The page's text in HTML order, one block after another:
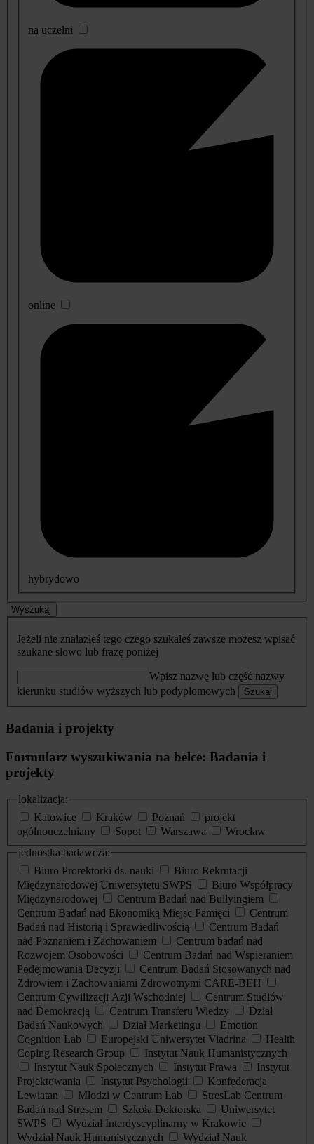
na uczelni
online
hybrydowo
Wyszukaj
Jeżeli nie znalazłeś tego czego szukałeś zawsze możesz wpisać
szukane słowo lub frazę poniżej
Wpisz nazwę lub część nazwy
kierunku studiów wyższych lub podyplomowych
Szukaj
Badania i projekty
Formularz wyszukiwania na belce: Badania i
projekty
lokalizacja:
Katowice
Kraków Poznań
projekt
ogólnouczelniany
Sopot Warszawa
Wrocław
jednostka badawcza:
Biuro Prorektorki ds. nauki
Biuro Rekrutacji
Międzynarodowej Uniwersytetu SWPS
Biuro Współpracy
Międzynarodowej
Centrum Badań nad Bullyingiem
Centrum Badań nad Ekonomiką Miejsc Pamięci
Centrum
Badań nad Historią i Sprawiedliwością
Centrum Badań
nad Poznaniem i Zachowaniem
Centrum badań nad
Rozwojem Osobowości
Centrum Badań nad Wspieraniem
Podejmowania Decyzji
Centrum Badań Stosowanych nad
Zdrowiem i Zachowaniami Zdrowotnymi CARE-BEH
Centrum Cywilizacji Azji Wschodniej
Centrum Studiów
nad Demokracją
Centrum Transferu Wiedzy
Dział
Badań Naukowych
Dział Marketingu
Emotion
Cognition Lab
Europejski Uniwersytet Viadrina
Health
Coping Research Group
Instytut Nauk Humanistycznych
Instytut Nauk Społecznych
Instytut Prawa
Instytut
Projektowania
Instytut Psychologii
Konfederacja
Lewiatan
Młodzi w Centrum Lab
StresLab Centrum
Badań nad Stresem
Szkoła Doktorska
Uniwersytet
SWPS
Wydział Interdyscyplinarny w Krakowie
Wydział Nauk Humanistycznych
Wydział Nauk